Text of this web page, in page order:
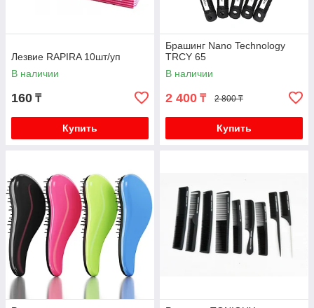
Лезвие RAPIRA 10шт/уп
В наличии
160 ₸
Купить
Брашинг Nano Technology
TRCY 65
В наличии
2 400 ₸ 2 800 ₸
Купить